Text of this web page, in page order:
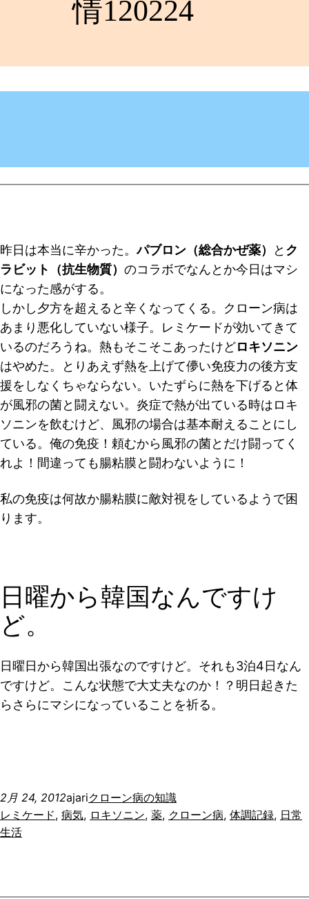
情120224
昨日は本当に辛かった。パブロン（総合かぜ薬） と ク
ラビット（抗生物質） のコラボでなんとか今日はマシ
になった感がする。
しかし夕方を超えると辛くなってくる。 クローン病は
あまり悪化していない様子。レミケードが効いてきて
いるのだろうね。熱もそこそこあったけどロキソニン
はやめた。とりあえず熱を上げて儚い免疫力の後方支
援をしなくちゃならない。いたずらに熱を下げると体
が風邪の菌と闘えない。炎症で熱が出ている時はロキ
ソニンを飲むけど、風邪の場合は基本耐えることにし
ている。 俺の免疫！頼むから風邪の菌とだけ闘ってく
れよ！間違っても腸粘膜と闘わないように！
私の免疫は何故か腸粘膜に敵対視をしているようで困
ります。
日曜から韓国なんですけ
ど。
日曜日から韓国出張なのですけど。それも3泊4日なん
ですけど。こんな状態で大丈夫なのか！？明日起きた
らさらにマシになっていることを祈る。
2月 24, 2012ajariクローン病の知識
レミケード, 病気, ロキソニン, 薬, クローン病, 体調記録, 日常
生活